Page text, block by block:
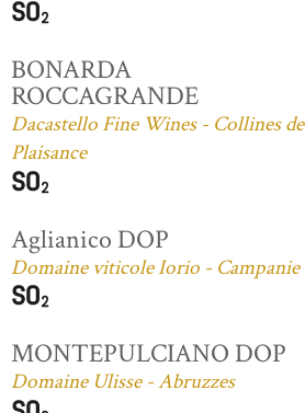
BONARDA
ROCCAGRANDE
Dacastello Fine Wines - Collines de
Plaisance
Aglianico DOP
Domaine viticole Iorio - Campanie
MONTEPULCIANO DOP
Domaine Ulisse - Abruzzes